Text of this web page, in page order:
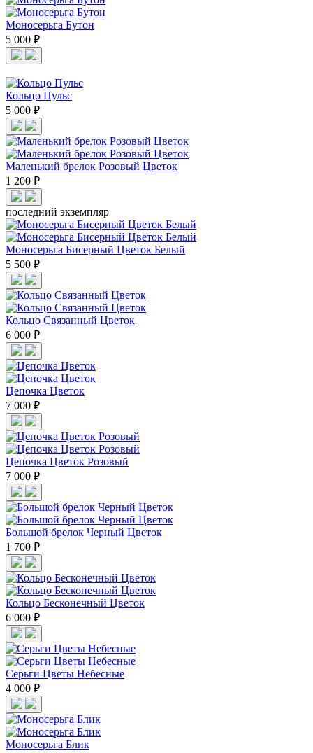
Моносерьга Бутон
5 000 ₽
Кольцо Пульс
5 000 ₽
Маленький брелок Розовый Цветок
1 200 ₽
последний экземпляр
Моносерьга Бисерный Цветок Белый
5 500 ₽
Кольцо Связанный Цветок
6 000 ₽
Цепочка Цветок
7 000 ₽
Цепочка Цветок Розовый
7 000 ₽
Большой брелок Черный Цветок
1 700 ₽
Кольцо Бесконечный Цветок
6 000 ₽
Cерьги Цветы Небесные
4 000 ₽
Моносерьга Блик